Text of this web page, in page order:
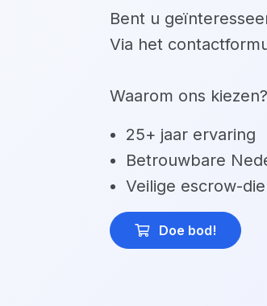
Bent u
Via het
Waarom ons kiezen?
25+ jaar ervaring
Betrouwbare
Veilige escrow-
Doe bod!